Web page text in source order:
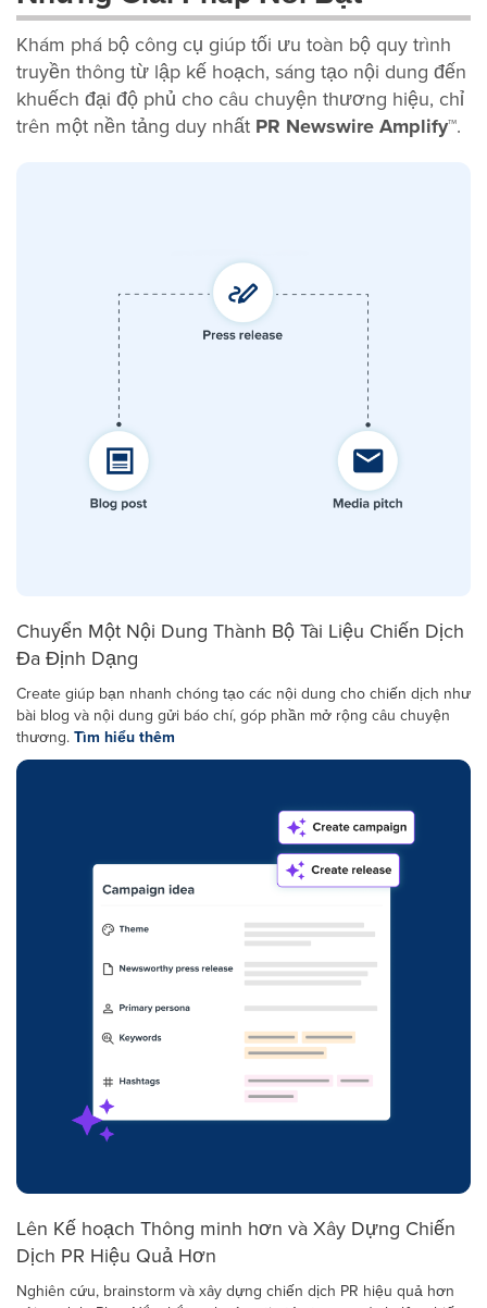
Khám phá bộ công cụ giúp tối ưu toàn bộ quy trình
truyền thông từ lập kế hoạch, sáng tạo nội dung đến
khuếch đại độ phủ cho câu chuyện thương hiệu, chỉ
trên một nền tảng duy nhất PR Newswire Amplify™.
Chuyển Một Nội Dung Thành Bộ Tài Liệu Chiến Dịch
Đa Định Dạng
Create giúp bạn nhanh chóng tạo các nội dung cho chiến dịch như
bài blog và nội dung gửi báo chí, góp phần mở rộng câu chuyện
thương.Tìm hiểu thêm
Lên Kế hoạch Thông minh hơn và Xây Dựng Chiến
Dịch PR Hiệu Quả Hơn
Nghiên cứu, brainstorm và xây dựng chiến dịch PR hiệu quả hơn